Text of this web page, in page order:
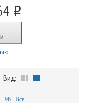
o
Вид:
96 Все